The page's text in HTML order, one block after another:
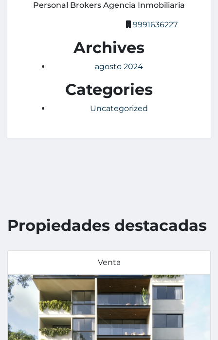
Personal Brokers Agencia Inmobiliaria
9991636227
Archives
agosto 2024
Categories
Uncategorized
Propiedades destacadas
Venta